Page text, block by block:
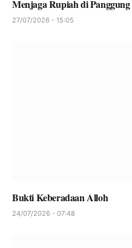
Menjaga Rupiah di
27/07/2026 - 15:05
Bukti Keberadaan Alloh
24/07/2026 - 07:48